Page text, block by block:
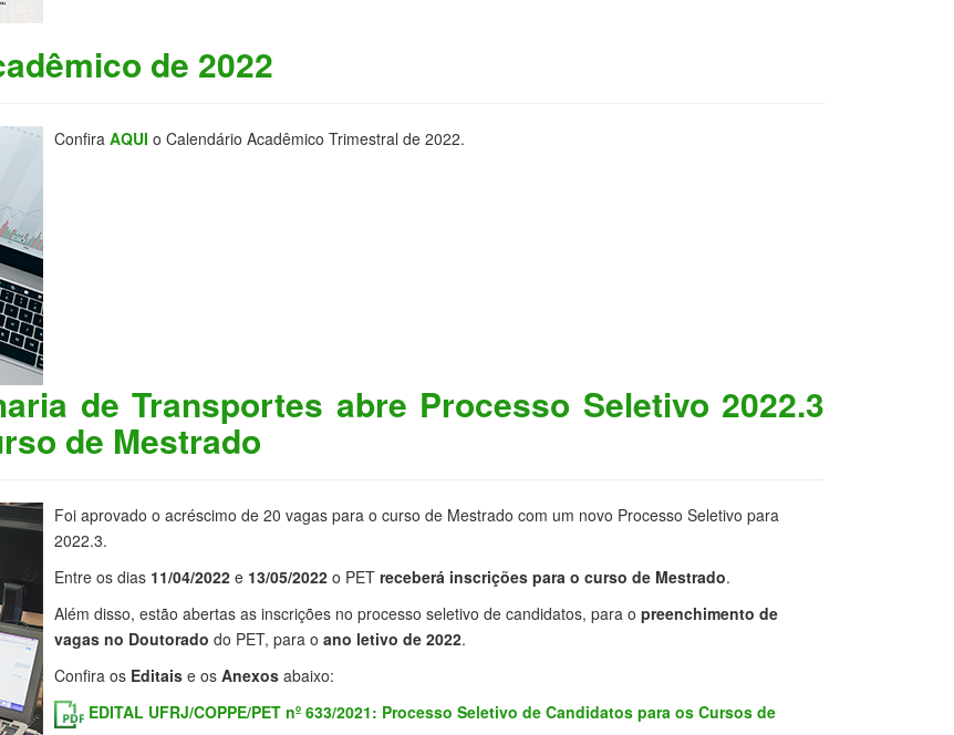
de 2022
Confira AQUI o Calendário Acadêmico Trimestral de 2022.
de Transportes abre Processo Seletivo 2022.3
de Mestrado
Foi aprovado o acréscimo de 20 vagas para o curso de Mestrado com um novo Processo Seletivo para
2022.3.
Entre os dias 11/04/2022 e 13/05/2022 o PET receberá inscrições para o curso de Mestrado.
Além disso, estão abertas as inscrições no processo seletivo de candidatos, para o preenchimento de
vagas no Doutorado do PET, para o ano letivo de 2022.
Confira os Editais e os Anexos abaixo:
EDITAL UFRJ/COPPE/PET nº 633/2021: Processo Seletivo de Candidatos para os Cursos de